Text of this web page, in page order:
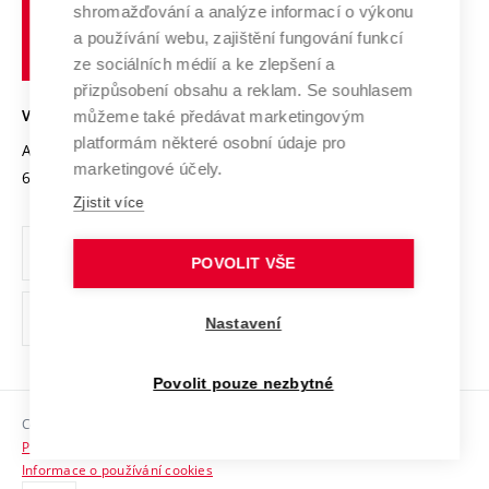
Transfer znalostí
Open Science
Projekty
Projekty ze strukturálních fondů
Specifický výzkum
Služby univerzity
Mezinárodní dohody
Univerzitní sítě
Udržitelná univerzita
Podnikavá univerzita / ContriBUTe
Bezpečná univerzita
Vyznamenání
Organizační struktura
Ochrana osobních údajů
odkaz)
Sociální bezpečí
HR Award
učení
technické
VYSOKÉ UČENÍ TECHNICKÉ V BRNĚ
Antonínská 548/1
602 00 Brno
www.vut.cz
vut@vutbr.cz
Copyright © 2026 VUT
Prohlášení o přístupnosti
Informace o používání cookies
shromažďování a analýze informací o výkonu
a používání webu, zajištění fungování funkcí
ze sociálních médií a ke zlepšení a
přizpůsobení obsahu a reklam. Se souhlasem
můžeme také předávat marketingovým
platformám některé osobní údaje pro
marketingové účely.
Zjistit více
POVOLIT VŠE
Nastavení
Povolit pouze nezbytné